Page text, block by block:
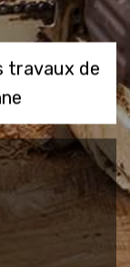
travaux de